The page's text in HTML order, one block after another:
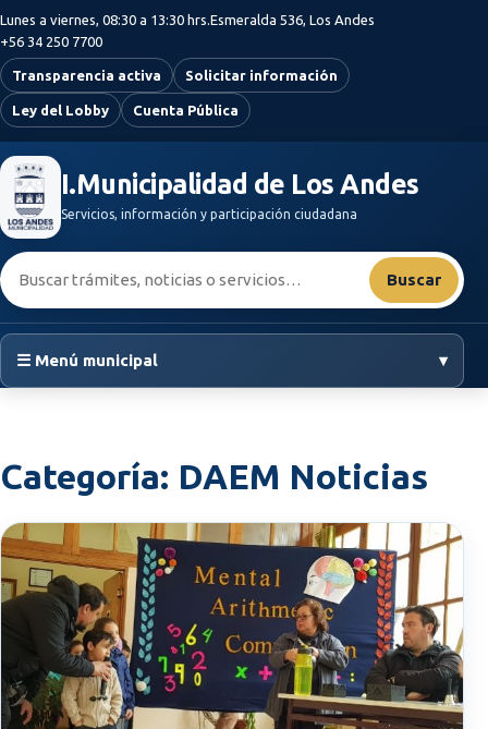
Saltar al contenido principal
Lunes a viernes, 08:30 a 13:30 hrs.Esmeralda 536, Los Andes
+56 34 250 7700
Transparencia activa Solicitar información
Ley del Lobby Cuenta Pública
I.Municipalidad de Los Andes
Servicios, información y participación ciudadana
Buscar:
Buscar
☰ Menú municipal ▾
Categoría: DAEM Noticias